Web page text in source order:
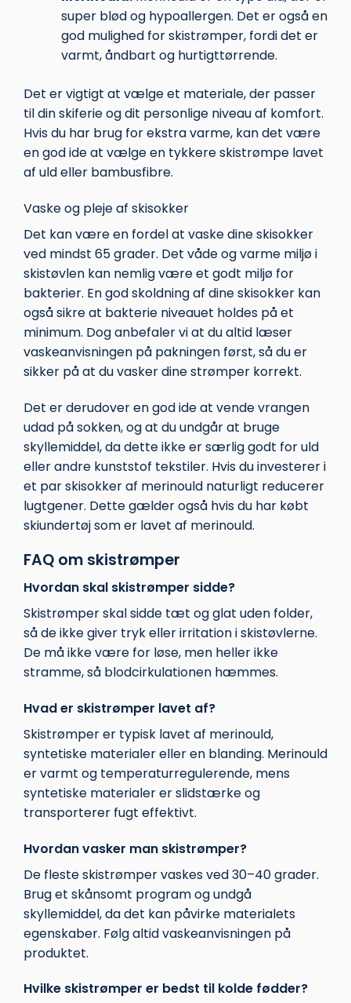
super blød og hypoallergen. Det er også en
god mulighed for skistrømper, fordi det er
varmt, åndbart og hurtigttørrende.
Det er vigtigt at vælge et materiale, der passer
til din skiferie og dit personlige niveau af komfort.
Hvis du har brug for ekstra varme, kan det være
en god ide at vælge en tykkere skistrømpe lavet
af uld eller bambusfibre.
Vaske og pleje af skisokker
Det kan være en fordel at vaske dine skisokker
ved mindst 65 grader. Det våde og varme miljø i
skistøvlen kan nemlig være et godt miljø for
bakterier. En god skoldning af dine skisokker kan
også sikre at bakterie niveauet holdes på et
minimum. Dog anbefaler vi at du altid læser
vaskeanvisningen på pakningen først, så du er
sikker på at du vasker dine strømper korrekt.
Det er derudover en god ide at vende vrangen
udad på sokken, og at du undgår at bruge
skyllemiddel, da dette ikke er særlig godt for uld
eller andre kunststof tekstiler. Hvis du investerer i
et par skisokker af merinould naturligt reducerer
lugtgener. Dette gælder også hvis du har købt
skiundertøjsom er lavet af merinould.
FAQ om skistrømper
Hvordan skal skistrømper sidde?
Skistrømper skal sidde tæt og glat uden folder,
så de ikke giver tryk eller irritation i skistøvlerne.
De må ikke være for løse, men heller ikke
stramme, så blodcirkulationen hæmmes.
Hvad er skistrømper lavet af?
Skistrømper er typisk lavet af merinould,
syntetiske materialer eller en blanding. Merinould
er varmt og temperaturregulerende, mens
syntetiske materialer er slidstærke og
transporterer fugt effektivt.
Hvordan vasker man skistrømper?
De fleste skistrømper vaskes ved 30–40 grader.
Brug et skånsomt program og undgå
skyllemiddel, da det kan påvirke materialets
egenskaber. Følg altid vaskeanvisningen på
produktet.
Hvilke skistrømper er bedst til kolde fødder?